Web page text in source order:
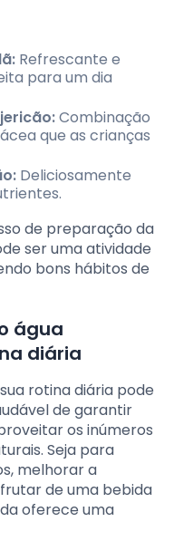
Refrescante e
para um dia
Combinação
que as crianças
Deliciosamente
de preparação da
ser uma atividade
bons hábitos de
água
diária
rotina diária pode
de garantir
os inúmeros
Seja para
melhorar a
de uma bebida
oferece uma